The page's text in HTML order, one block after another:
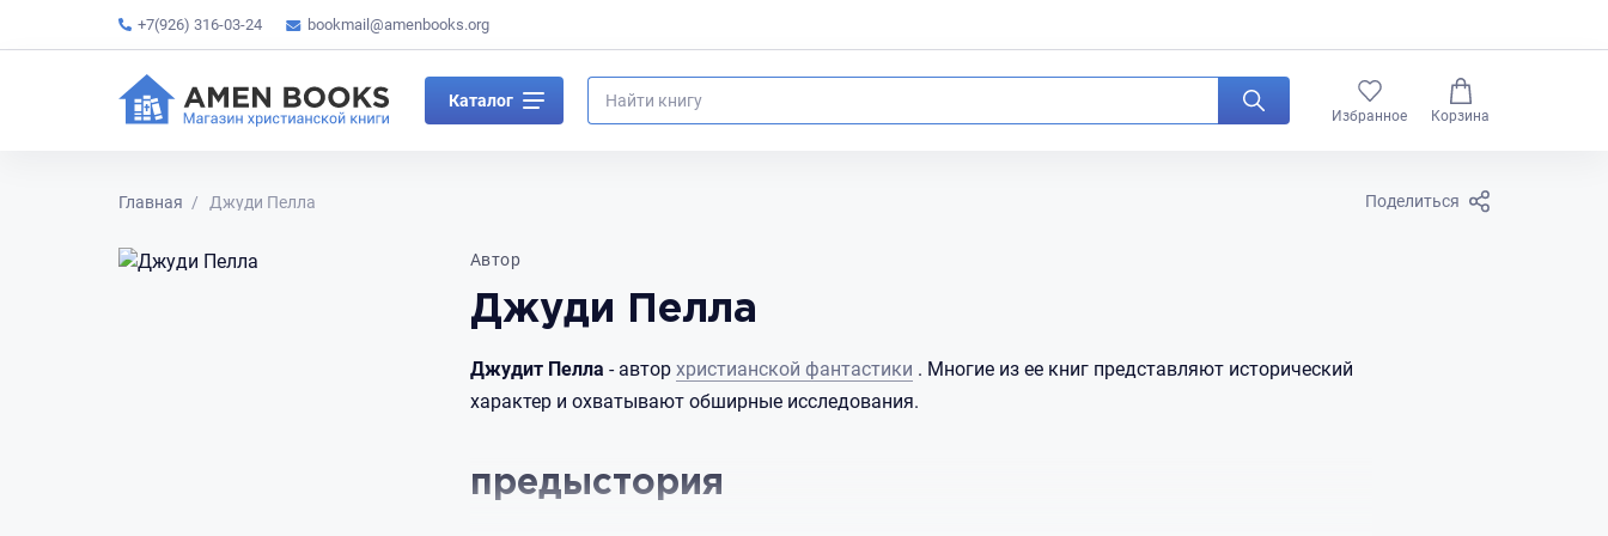
+7(926) 316-03-24 bookmail@amenbooks.org
Каталог
Избранное Корзина
Главная Джуди Пелла Поделиться
Автор
Джуди Пелла
Джудит Пелла - автор христианской фантастики . Многие из ее книг представляют исторический
характер и охватывают обширные исследования.
предыстория